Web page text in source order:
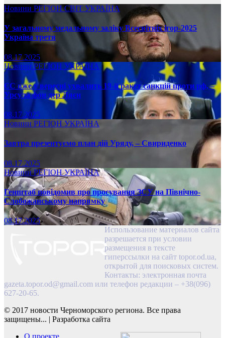
Новини РЕГІОНСВІТ УКРАЇНА
У загальному медальному заліку Всесвітніх ігор-2025
Україна третя
08.17.2025
НовиниРЕГІОН УКРАЇНА
ЄС вже у вересні ухвалить 19-й ракет санкцій проти рф, –
Урсула фон дер Ляєн
08.17.2025
Новини РЕГІОН УКРАЇНА
Завтра презентуємо план дій Уряду, – Свириденко
08.17.2025
НовиниРЕГІОНУКРАЇНА
Генштаб повідомив про просування ЗСУ на Північно-
Слобожанському напрямку
08.17.2025
Использование материалов сайта
разрешается при условии
размещения в тексте
гиперссылки на сайт topor.od.ua,
открытой для поисковых систем.
Контакты: электронная почта
gazeta.topor.od@gmail.com или телефон редакции – +38(096)
627-20-65.
© 2017 новости Черноморского региона. Все права
защищены... | Разработка сайта